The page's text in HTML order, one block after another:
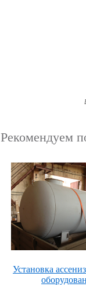
Рекомендуем
Установка